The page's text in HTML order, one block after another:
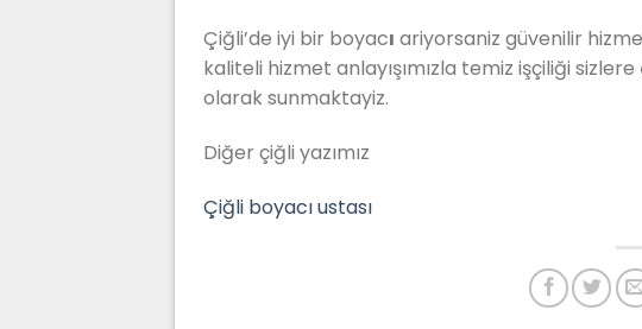
Çiğli’de iyi bir boyacı ariyorsaniz güvenilir
kaliteli hizmet anlayışımızla temiz işçiliği sizlere
olarak sunmaktayiz.
Diğer çiğli yazımız
Çiğli boyacı ustası